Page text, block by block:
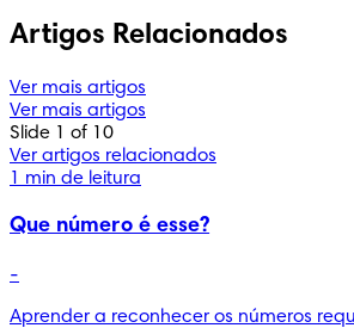
Artigos Relacionados
Ver mais artigos
Ver mais artigos
Slide 1 of 10
Ver artigos relacionados
1 min de leitura
Que número é esse?
-
Aprender a reconhecer os números